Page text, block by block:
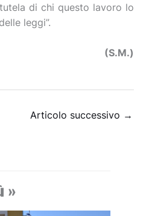
di chi questo lavoro lo
leggi”.
(S.M.)
Articolo successivo →
»